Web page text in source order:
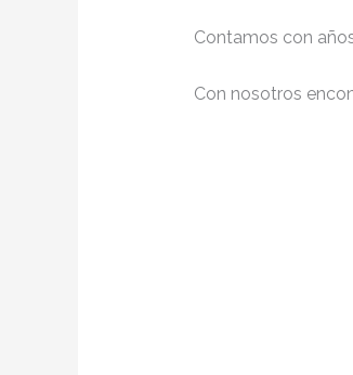
Contamos con
Con nosotros